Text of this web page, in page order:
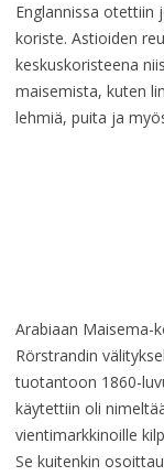
Englannissa otettiin
koriste. Astioiden
keskuskoristeena
maisemista, kuten
lehmiä, puita ja
Arabiaan Maisema-
Rörstrandin
tuotantoon 1860-
käytettiin oli
vientimarkkinoille
Se kuitenkin